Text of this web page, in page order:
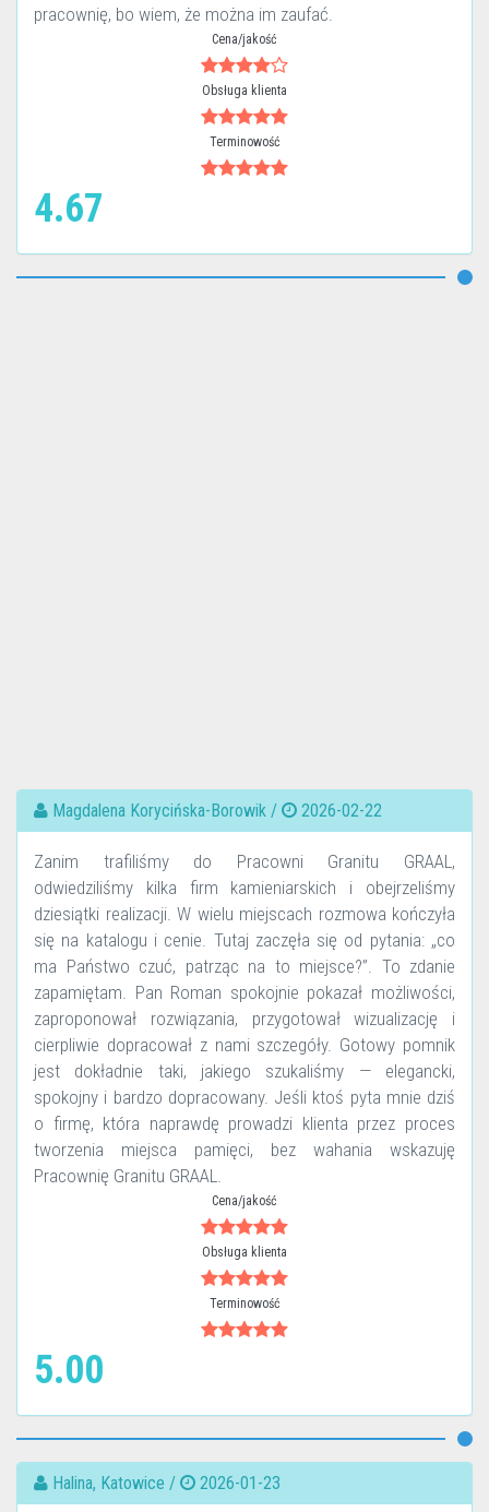
pracownię, bo wiem, że można im zaufać.
Cena/jakość
Obsługa klienta
Terminowość
4.67
Magdalena Korycińska-Borowik / 2026-02-22
Zanim trafiliśmy do Pracowni Granitu GRAAL,
odwiedziliśmy kilka firm kamieniarskich i obejrzeliśmy
dziesiątki realizacji. W wielu miejscach rozmowa kończyła
się na katalogu i cenie. Tutaj zaczęła się od pytania: „co
ma Państwo czuć, patrząc na to miejsce?”. To zdanie
zapamiętam. Pan Roman spokojnie pokazał możliwości,
zaproponował rozwiązania, przygotował wizualizację i
cierpliwie dopracował z nami szczegóły. Gotowy pomnik
jest dokładnie taki, jakiego szukaliśmy — elegancki,
spokojny i bardzo dopracowany. Jeśli ktoś pyta mnie dziś
o firmę, która naprawdę prowadzi klienta przez proces
tworzenia miejsca pamięci, bez wahania wskazuję
Pracownię Granitu GRAAL.
Cena/jakość
Obsługa klienta
Terminowość
5.00
Halina, Katowice / 2026-01-23